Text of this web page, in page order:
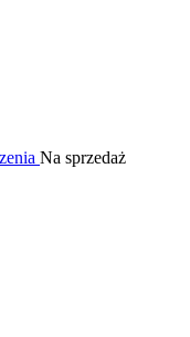
Na sprzedaż